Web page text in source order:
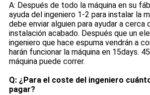
A: Después de todo la máquina en su
ayuda del ingeniero 1-2 para instalar la
debe enviar alguien para ayudar a cerca
instalación acabado. Después que un
ingeniero que hace espuma vendrán a
harán funcionar la máquina en 15days.
máquina puede correr.
Q: ¿Para el coste del ingeniero
pagar?